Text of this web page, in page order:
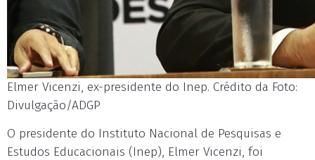
Elmer Vicenzi, ex-presidente do Inep. Crédito da Foto:
Divulgação/ADGP
O presidente do Instituto Nacional de Pesquisas e
Estudos Educacionais (Inep), Elmer Vicenzi, foi